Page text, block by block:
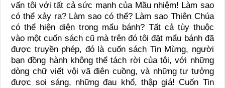
vấn tôi với tất cả sức mạnh của Mầu nhiệm! Làm sao
có thể xảy ra? Làm sao có thể? Làm sao Thiên Chúa
có thể hiện diện trong mẩu bánh? Tất cả tùy thuộc
vào một cuốn sách cũ mà trên đó tôi đặt mẩu bánh đã
được truyền phép, đó là cuốn sách Tin Mừng, người
bạn đồng hành không thể tách rời của tôi, với những
dòng chữ viết vội vã điên cuồng, và những tư tưởng
được soi sáng, những đau khổ, thập giá! Cuốn Tin